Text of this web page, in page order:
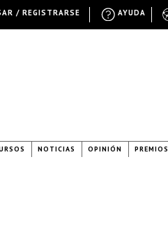
NOTICIAS OPINIÓN PREMIOS
AYUDA
/ REGISTRARSE